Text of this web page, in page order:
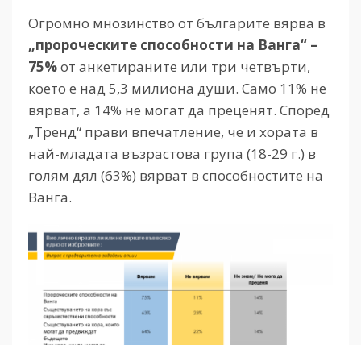
Огромно мнозинство от българите вярва в
„пророческите способности на Ванга“ –
75%от анкетираните или три четвърти,
което е над 5,3 милиона души. Само 11% не
вярват, а 14% не могат да преценят. Според
„Тренд“ прави впечатление, че и хората в
най-младата възрастова група (18-29 г.) в
голям дял (63%) вярват в способностите на
Ванга.